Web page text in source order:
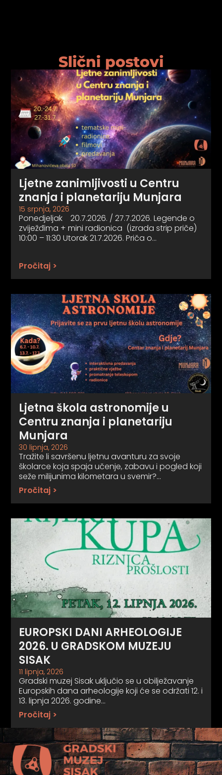
Slični postovi
Ljetne zanimljivosti u Centru
znanja i planetariju Munjara
15 srpnja, 2026
Ponedjeljak 20.7.2026. / 27.7.2026. Legende o
zviježđima + mini radionica (izrada strip priče)
10:00 – 11:30 Utorak 21.7.2026. Priča o…
Pročitaj >
Ljetna škola astronomije u
Centru znanja i planetariju
Munjara
30 lipnja, 2026
Tražite li savršenu ljetnu avanturu za svoje
školarce koja spaja učenje, zabavu i pogled koji
seže milijunima kilometara u svemir?…
Pročitaj >
EUROPSKI DANI ARHEOLOGIJE
2026. U GRADSKOM MUZEJU
SISAK
11 lipnja, 2026
Gradski muzej Sisak uključio se u obilježavanje
Europskih dana arheologije koji će se održati 12. i
13. lipnja 2026. godine…
Pročitaj >